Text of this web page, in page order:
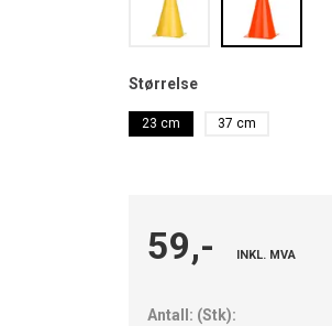
Størrelse
23 cm 37 cm
59,- INKL. MVA
Antall: (Stk):